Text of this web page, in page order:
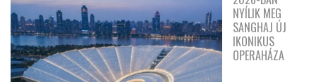
NYÍLIK MEG
SANGHAJ ÚJ
IKONIKUS
OPERAHÁZA